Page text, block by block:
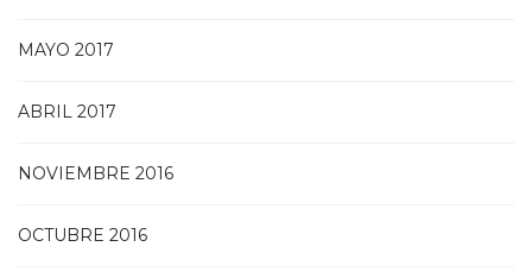
MAYO 2017
ABRIL 2017
NOVIEMBRE 2016
OCTUBRE 2016